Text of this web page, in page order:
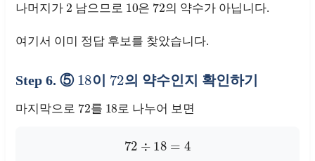
나머지가
남으므로 은 의 약수가 아닙니다.
여기서 이미 정답 후보를 찾았습니다.
Step 6. ⑤ 18이 72의 약수인지 확인하기
마지막으로 72를 18로 나누어 보면
72 18 =